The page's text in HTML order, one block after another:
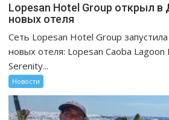
Lopesan Hotel Group открыл в
новых отеля
Сеть Lopesan Hotel Group
новых отеля: Lopesan Caoba
Serenity...
Новости